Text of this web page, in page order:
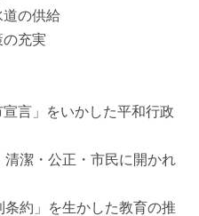
道の供給
の充実
宣言」をいかした平和行政
清潔・公正・市民に開かれ
条約」を生かした教育の推